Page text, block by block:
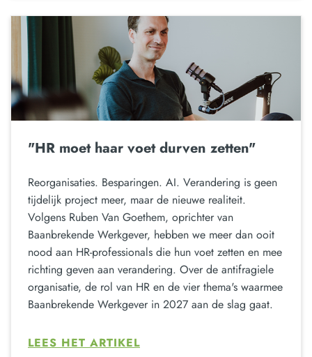
"HR moet haar voet durven zetten"
Reorganisaties. Besparingen. AI. Verandering is geen
tijdelijk project meer, maar de nieuwe realiteit.
Volgens Ruben Van Goethem, oprichter van
Baanbrekende Werkgever, hebben we meer dan ooit
nood aan HR-professionals die hun voet zetten en mee
richting geven aan verandering. Over de antifragiele
organisatie, de rol van HR en de vier thema's waarmee
Baanbrekende Werkgever in 2027 aan de slag gaat.
LEES HET ARTIKEL